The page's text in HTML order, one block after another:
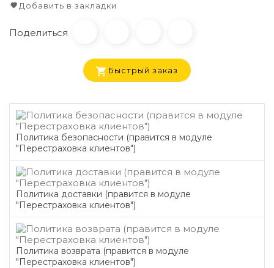
Добавить в закладки
Поделиться
Быстрый заказ
Политика безопасности (правится в модуле
"Перестраховка клиентов")
Политика доставки (правится в модуле
"Перестраховка клиентов")
Политика возврата (правится в модуле
"Перестраховка клиентов")